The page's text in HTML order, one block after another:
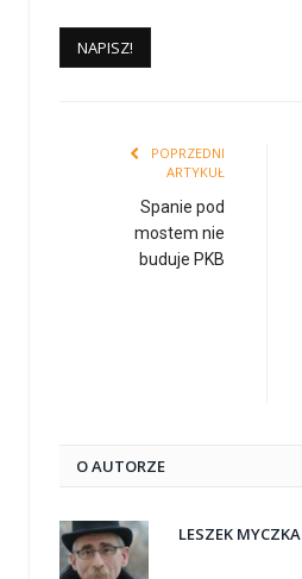
POPRZEDNI
ARTYKUŁ
Spanie pod
mostem nie
buduje PKB
O AUTORZE
LESZEK MYCZKA